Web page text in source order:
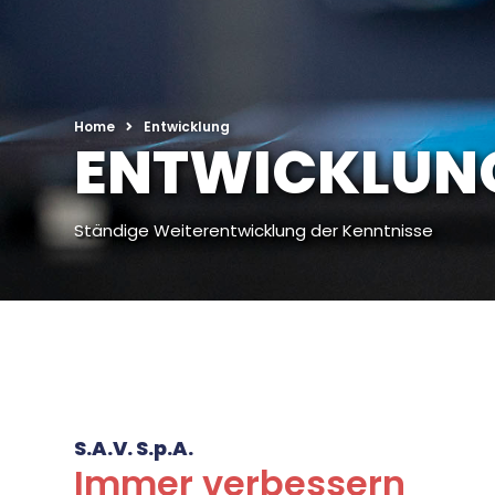
Home Entwicklung
Ständige Weiterentwicklung der Kenntnisse
S.A.V. S.p.A.
Immer verbessern